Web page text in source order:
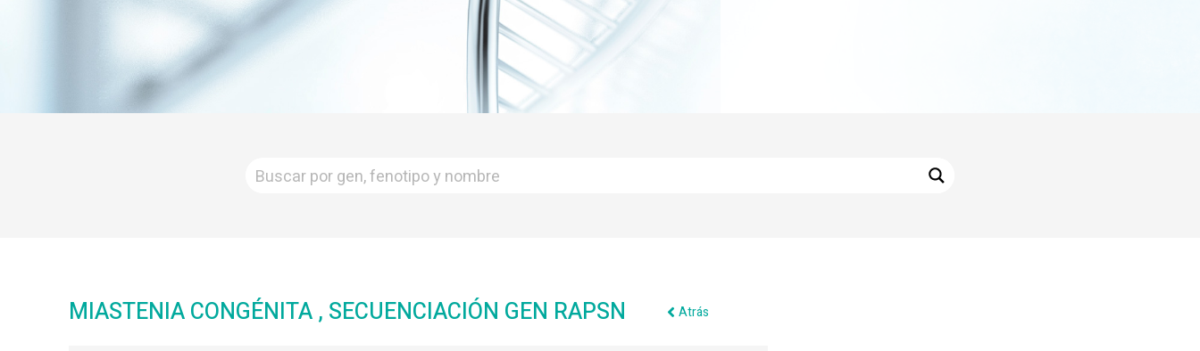
MIASTENIA CONGÉNITA , SECUENCIACIÓN GEN RAPSN Atrás